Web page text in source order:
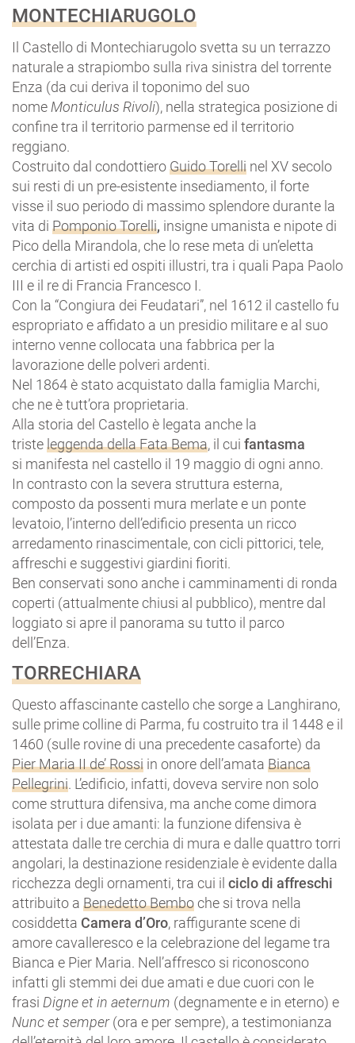
MONTECHIARUGOLO
Il Castello di Montechiarugolo svetta su un terrazzo
naturale a strapiombo sulla riva sinistra del torrente
Enza (da cui deriva il toponimo del suo
nomeMonticulus Rivoli), nella strategica posizione di
confine tra il territorio parmense ed il territorio
reggiano.
Costruito dal condottieroGuido Torelli nel XV secolo
sui resti di un pre-esistente insediamento, il forte
visse il suo periodo di massimo splendore durante la
vita di Pomponio Torelli, insigne umanista e nipote di
Pico della Mirandola, che lo rese meta di un’eletta
cerchia di artisti ed ospiti illustri, tra i quali Papa Paolo
III e il re di Francia Francesco I.
Con la “Congiura dei Feudatari”, nel 1612 il castello fu
espropriato e affidato a un presidio militare e al suo
interno venne collocata una fabbrica per la
lavorazione delle polveri ardenti.
Nel 1864 è stato acquistato dalla famiglia Marchi,
che ne è tutt’ora proprietaria.
Alla storia del Castello è legata anche la
tristeleggenda della Fata Bema, il cui fantasma
si manifesta nel castello il 19 maggio di ogni anno.
In contrasto con la severa struttura esterna,
composto da possenti mura merlate e un ponte
levatoio, l’interno dell’edificio presenta un ricco
arredamento rinascimentale, con cicli pittorici, tele,
affreschi e suggestivi giardini fioriti.
Ben conservati sono anche i camminamenti di ronda
coperti (attualmente chiusi al pubblico), mentre dal
loggiato si apre il panorama su tutto il parco
dell’Enza.
TORRECHIARA
Questo affascinante castello che sorge a Langhirano,
sulle prime colline di Parma, fu costruito tra il 1448 e il
1460 (sulle rovine di una precedente casaforte) da
Pier Maria II de’ Rossi in onore dell’amata Bianca
Pellegrini. L’edificio, infatti, doveva servire non solo
come struttura difensiva, ma anche come dimora
isolata per i due amanti: la funzione difensiva è
attestata dalle tre cerchia di mura e dalle quattro torri
angolari, la destinazione residenziale è evidente dalla
ricchezza degli ornamenti, tra cui il ciclo di affreschi
attribuito a Benedetto Bemboche si trova nella
cosiddetta Camera d’Oro, raffigurante scene di
amore cavalleresco e la celebrazione del legame tra
Bianca e Pier Maria. Nell’affresco si riconoscono
infatti gli stemmi dei due amati e due cuori con le
frasi Digne et in aeternum (degnamente e in eterno) e
Nunc et semper(ora e per sempre), a testimonianza